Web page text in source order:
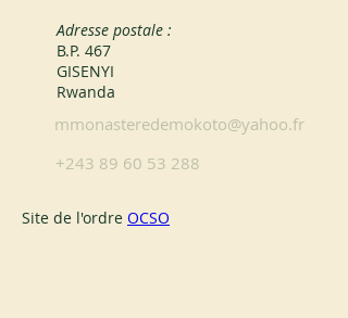
Adresse postale :
B.P. 467
GISENYI
Rwanda
mmonasteredemokoto@yahoo.fr
+243 89 60 53 288
Site de l'ordre OCSO